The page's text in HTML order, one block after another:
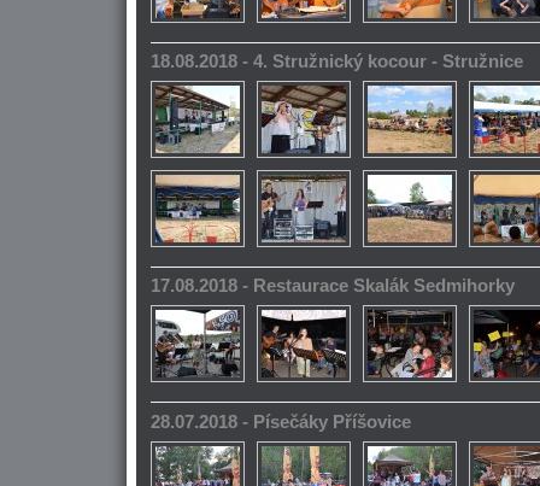
18.08.2018 - 4. Stružnický kocour - Stružnice
17.08.2018 - Restaurace Skalák Sedmihorky
28.07.2018 - Písečáky Příšovice